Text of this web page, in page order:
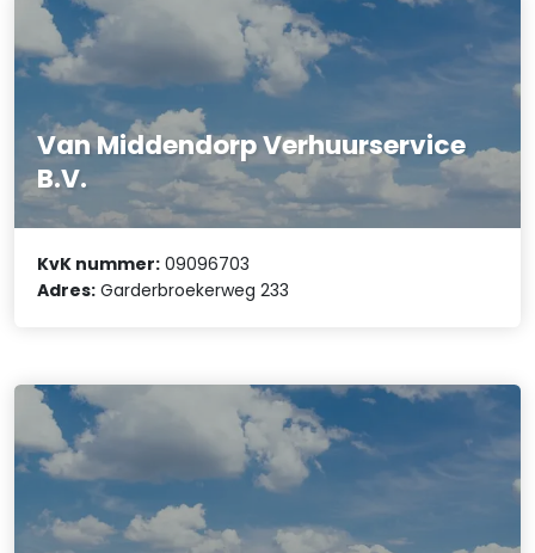
Van Middendorp Verhuurservice
B.V.
KvK nummer: 09096703
Adres: Garderbroekerweg 233